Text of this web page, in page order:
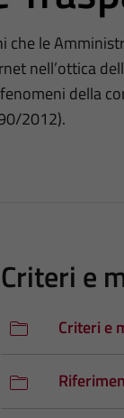
che le
nell’ottica
della
2012).
Criteri e
Criteri e